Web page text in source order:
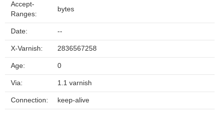
Accept-
Ranges:
bytes
Date: --
X-Varnish: 2836567258
Age: 0
Via: 1.1 varnish
Connection: keep-alive